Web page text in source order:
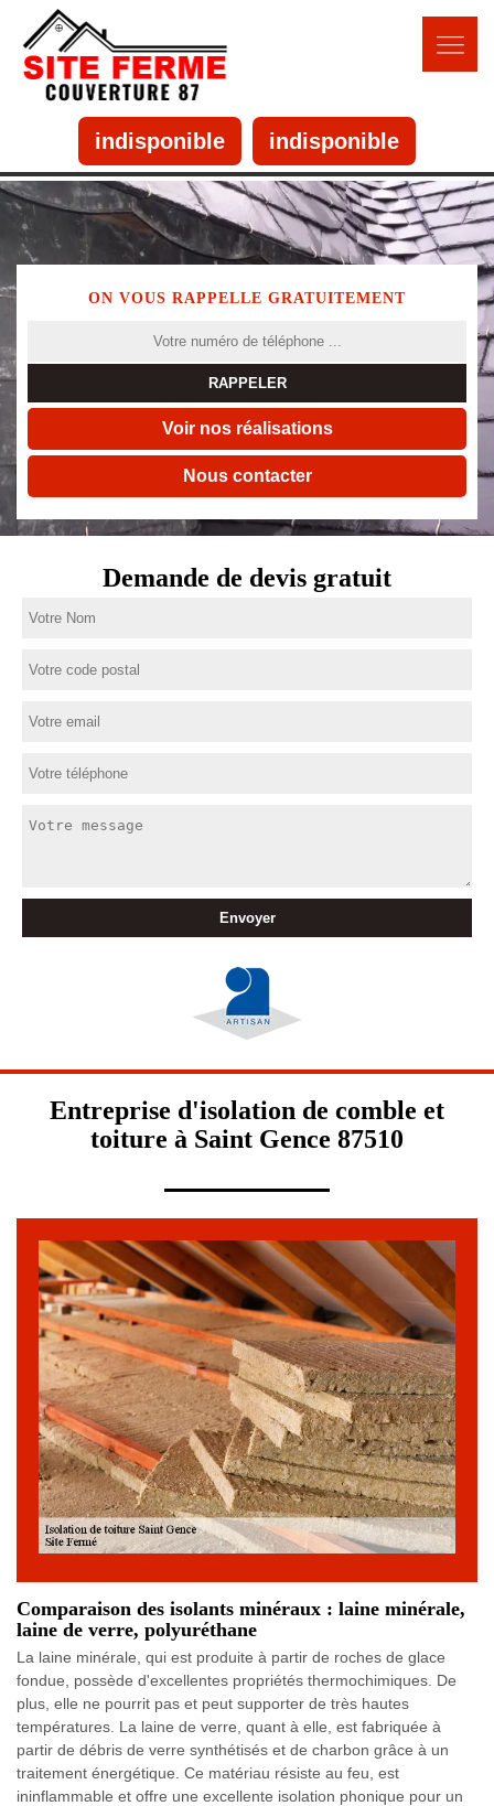
indisponible indisponible
ON VOUS RAPPELLE GRATUITEMENT
Voir nos réalisations
Nous contacter
Demande de devis gratuit
Entreprise d'isolation de comble et
toiture à Saint Gence 87510
Comparaison des isolants minéraux : laine minérale,
laine de verre, polyuréthane
La laine minérale, qui est produite à partir de roches de glace
fondue, possède d'excellentes propriétés thermochimiques. De
plus, elle ne pourrit pas et peut supporter de très hautes
températures. La laine de verre, quant à elle, est fabriquée à
partir de débris de verre synthétisés et de charbon grâce à un
traitement énergétique. Ce matériau résiste au feu, est
ininflammable et offre une excellente isolation phonique pour un